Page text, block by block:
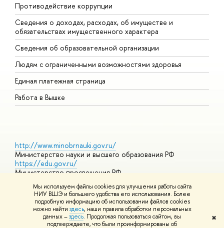
Мы используем файлы cookies для улучшения работы сайта
НИУ ВШЭ и большего удобства его использования. Более
подробную информацию об использовании файлов cookies
можно найти здесь, наши правила обработки персональных
данных –здесь. Продолжая пользоваться сайтом, вы
подтверждаете, что были проинформированы об
✖
Противодействие коррупции
Сведения о доходах, расходах, об имуществе и
обязательствах имущественного характера
Сведения об образовательной организации
Людям с ограниченными возможностями здоровья
Единая платежная страница
Работа в Вышке
http://www.minobrnauki.gov.ru/
Министерство науки и высшего образования РФ
https://edu.gov.ru/
Министерство просвещения РФ
https://elearning.hse.ru/mooc
Массовые открытые онлайн-курсы
© НИУ ВШЭ 1993–2026 Адреса и контактыУсловия